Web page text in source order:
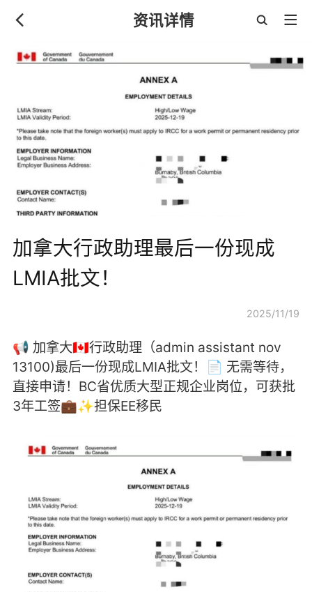
资讯详情
加拿大行政助理最后一份现成
LMIA批文！
2025/11/19
📢 加拿大🇨🇦行政助理（admin assistant nov
13100)最后一份现成LMIA批文！📄 无需等待，
直接申请！BC省优质大型正规企业岗位，可获批
3年工签💼✨担保EE移民